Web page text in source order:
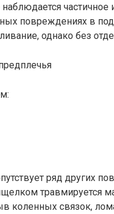
частичное
повреждениях в
однако без
ряд других
травмируется
коленных связок,